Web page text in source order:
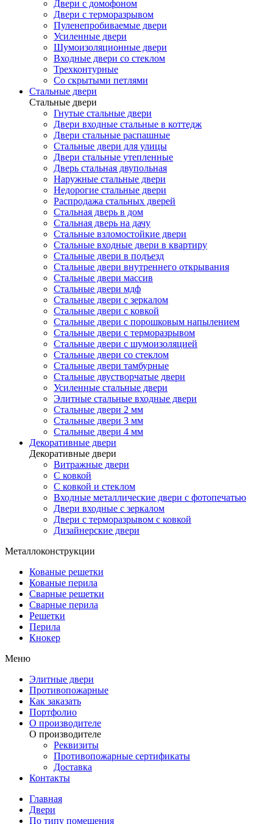
Двери с домофоном
Двери с терморазрывом
Пуленепробиваемые двери
Усиленные двери
Шумоизоляционные двери
Входные двери со стеклом
Трехконтурные
Со скрытыми петлями
Стальные двери
Стальные двери
Гнутые стальные двери
Двери входные стальные в коттедж
Двери стальные распашные
Стальные двери для улицы
Двери стальные утепленные
Дверь стальная двупольная
Наружные стальные двери
Недорогие стальные двери
Распродажа стальных дверей
Стальная дверь в дом
Стальная дверь на дачу
Стальные взломостойкие двери
Стальные входные двери в квартиру
Стальные двери в подъезд
Стальные двери внутреннего открывания
Стальные двери массив
Стальные двери мдф
Стальные двери с зеркалом
Стальные двери с ковкой
Стальные двери с порошковым напылением
Стальные двери с терморазрывом
Стальные двери с шумоизоляцией
Стальные двери со стеклом
Стальные двери тамбурные
Стальные двустворчатые двери
Усиленные стальные двери
Элитные стальные входные двери
Стальные двери 2 мм
Стальные двери 3 мм
Стальные двери 4 мм
Декоративные двери
Декоративные двери
Витражные двери
С ковкой
С ковкой и стеклом
Входные металлические двери с фотопечатью
Двери входные с зеркалом
Двери с терморазрывом с ковкой
Дизайнерские двери
Металлоконструкции
Кованые решетки
Кованые перила
Сварные решетки
Сварные перила
Решетки
Перила
Кнокер
Меню
Элитные двери
Противопожарные
Как заказать
Портфолио
О производителе
О производителе
Реквизиты
Противопожарные сертификаты
Доставка
Контакты
Главная
Двери
По типу помещения